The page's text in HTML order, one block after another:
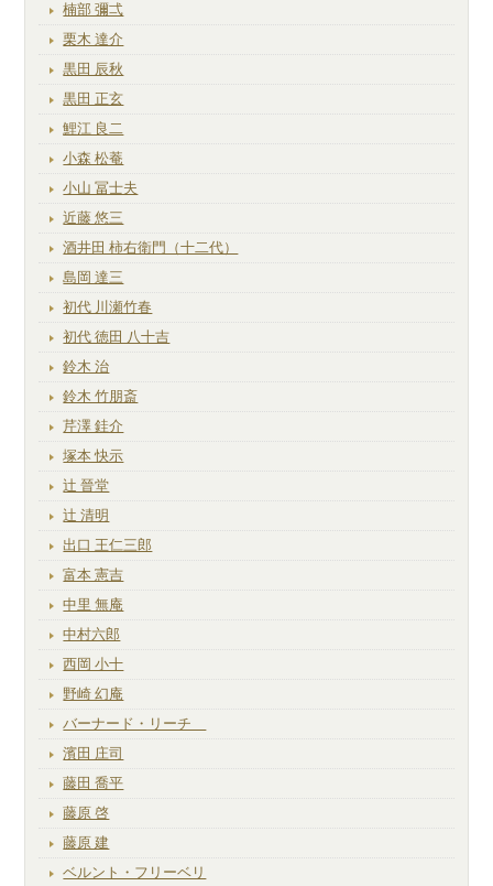
楠部 彌弌
栗木 達介
黒田 辰秋
黒田 正玄
鯉江 良二
小森 松菴
小山 冨士夫
近藤 悠三
酒井田 柿右衛門（十二代）
島岡 達三
初代 川瀬竹春
初代 徳田 八十吉
鈴木 治
鈴木 竹朋斎
芹澤 銈介
塚本 快示
辻 晉堂
辻 清明
出口 王仁三郎
富本 憲吉
中里 無庵
中村六郎
西岡 小十
野崎 幻庵
バーナード・リーチ
濱田 庄司
藤田 喬平
藤原 啓
藤原 建
ベルント・フリーベリ